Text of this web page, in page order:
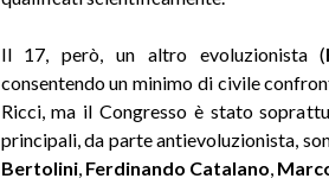
Il 17, però, un altro evoluzionista (
consentendo un minimo di civile
Ricci, ma il Congresso è stato
principali, da parte antievoluzionista,
Bertolini, Ferdinando Catalano